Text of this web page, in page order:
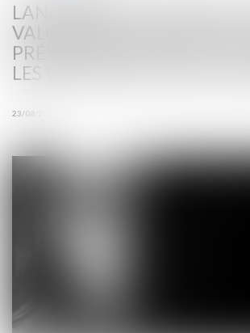
LANCEMENT D’UN APPEL À
VALORISATION DES
PRÉVENTION ET DE LUTTE
LES VIOLENCES FAITES AUX
23/08/2024